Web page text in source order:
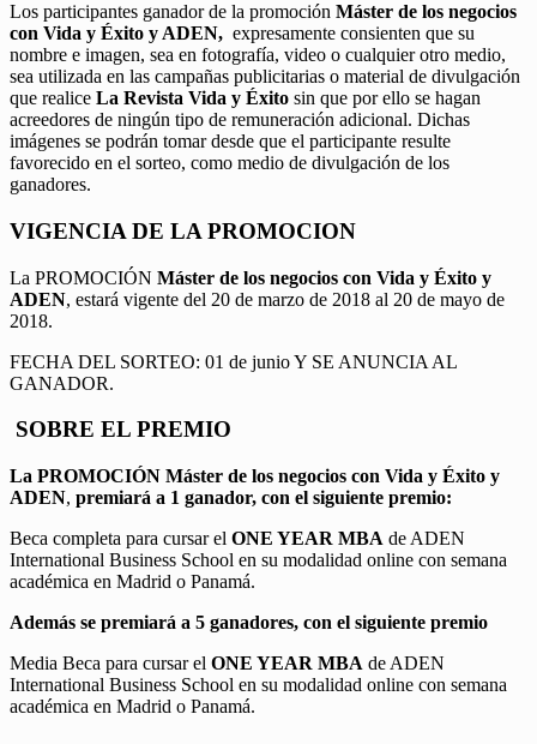
Los participantes ganador de la promoción Máster de los negocios
con Vida y Éxito y ADEN, expresamente consienten que su
nombre e imagen, sea en fotografía, video o cualquier otro medio,
sea utilizada en las campañas publicitarias o material de divulgación
que realice La Revista Vida y Éxito sin que por ello se hagan
acreedores de ningún tipo de remuneración adicional. Dichas
imágenes se podrán tomar desde que el participante resulte
favorecido en el sorteo, como medio de divulgación de los
ganadores.
VIGENCIA DE LA PROMOCION
La PROMOCIÓN Máster de los negocios con Vida y Éxito y
ADEN, estará vigente del 20 de marzo de 2018 al 20 de mayo de
2018.
FECHA DEL SORTEO: 01 de junio Y SE ANUNCIA AL
GANADOR.
SOBRE EL PREMIO
La PROMOCIÓN Máster de los negocios con Vida y Éxito y
ADEN, premiará a 1 ganador, con el siguiente premio:
Beca completa para cursar el ONE YEAR MBA de ADEN
International Business School en su modalidad online con semana
académica en Madrid o Panamá.
Además se premiará a 5 ganadores, con el siguiente premio
Media Beca para cursar el ONE YEAR MBA de ADEN
International Business School en su modalidad online con semana
académica en Madrid o Panamá.